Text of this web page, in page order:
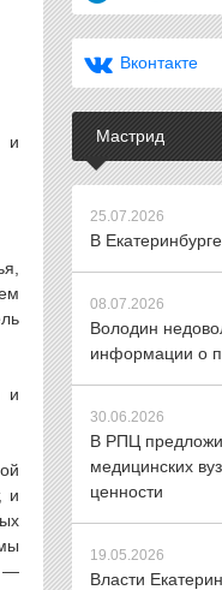
и
и
и
—
Вконтакте
Мастрид
25.07.2026
В
08.07.2026
Володин
информации о
30.06.2026
В РПЦ
медицинских
ценности
19.05.2026
Власти